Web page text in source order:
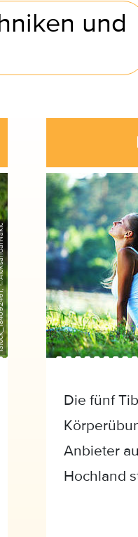
und
Die fünf
Anbieter
Hochland